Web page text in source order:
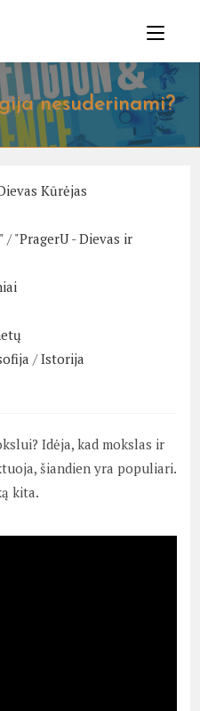
nesuderinami?
Kūrėjas
/"PragerU - Dievas ir
/Istorija
Idėja, kad mokslas ir
šiandien yra populiari.
kita.